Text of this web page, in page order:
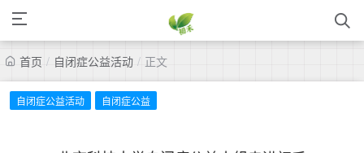
首页 / 自闭症公益活动 / 正文
自闭症公益活动 自闭症公益